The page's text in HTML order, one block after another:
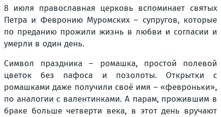
8 июля православная церковь вспоминает святых
Петра и Февронию Муромских – супругов, которые
по преданию прожили жизнь в любви и согласии и
умерли в один день.
Символ праздника – ромашка, простой полевой
цветок без пафоса и позолоты. Открытки с
ромашками даже получили своё имя – «февроньки»,
по аналогии с валентинками. А парам, прожившим в
браке больше четверти века, в этот день вручают